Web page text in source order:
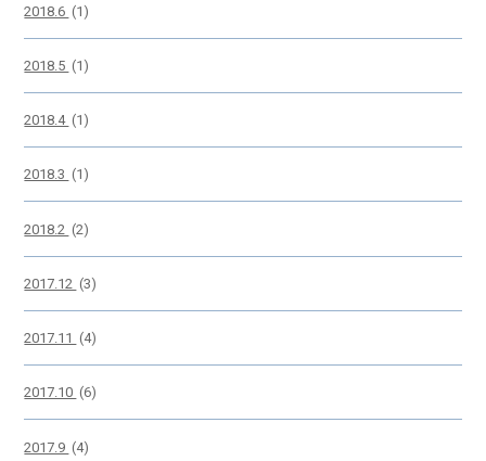
2018.6 (1)
2018.5 (1)
2018.4 (1)
2018.3 (1)
2018.2 (2)
2017.12 (3)
2017.11 (4)
2017.10 (6)
2017.9 (4)